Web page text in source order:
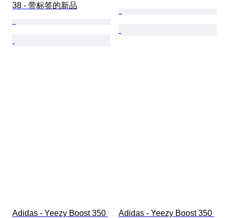
38 - 带标签的新品
Adidas - Yeezy Boost 350
Adidas - Yeezy Boost 350